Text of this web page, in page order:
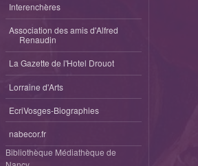
Interenchères
Association des amis d'Alfred
Renaudin
La Gazette de l'Hotel Drouot
Lorraine d'Arts
EcriVosges-Biographies
nabecor.fr
Bibliothèque Médiathèque de